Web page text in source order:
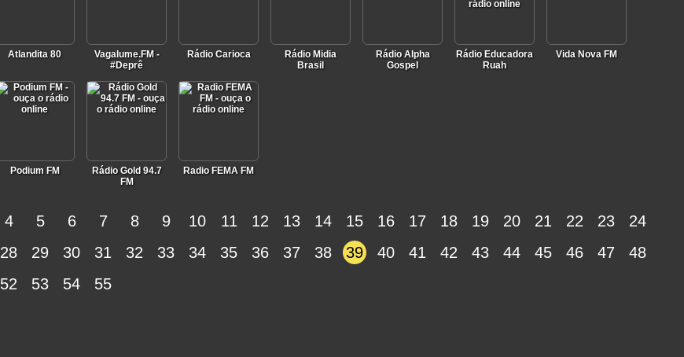
Atlandita 80
Vagalume.FM -
#Deprê
Rádio Carioca
Rádio Midia
Brasil
Rádio Alpha
Gospel
Rádio Educadora
Ruah
Vida Nova FM
Podium FM
Rádio Gold 94.7
FM
Radio FEMA FM
4 5 6 7 8 9 10 11 12 13 14 15 16 17 18 19 20 21 22 23
24
28 29 30 31 32 33 34 35 36 37 38 39 40 41 42 43 44 45 46 47
48
52 53 54 55